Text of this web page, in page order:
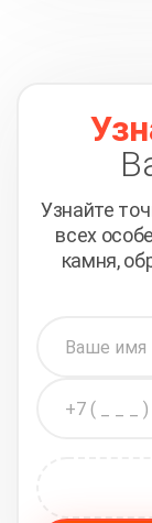
Узнайте
всех
камня,